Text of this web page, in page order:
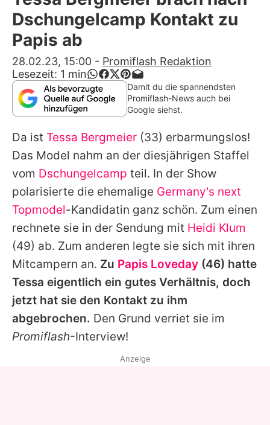
Alle Themen auf Promiflash
Jobs
App runterladen
Team
Redaktionelle Richtlinien
Impressum
Datenschutzerklärung
Nutzungsbedingungen
Utiq verwalten
Dschungelcamp Kontakt zu
Papis ab
28.02.23, 15:00 - Promiflash Redaktion
Lesezeit: 1 min
Damit du die spannendsten
Promiflash-News auch bei
Google siehst.
Da ist Tessa Bergmeier (33) erbarmungslos!
Das Model nahm an der diesjährigen Staffel
vom Dschungelcamp teil. In der Show
polarisierte die ehemalige Germany's next
Topmodel-Kandidatin ganz schön. Zum einen
rechnete sie in der Sendung mit Heidi Klum
(49) ab. Zum anderen legte sie sich mit ihren
Mitcampern an. Zu Papis Loveday (46) hatte
Tessa eigentlich ein gutes Verhältnis, doch
jetzt hat sie den Kontakt zu ihm
abgebrochen. Den Grund verriet sie im
Promiflash-Interview!
Anzeige